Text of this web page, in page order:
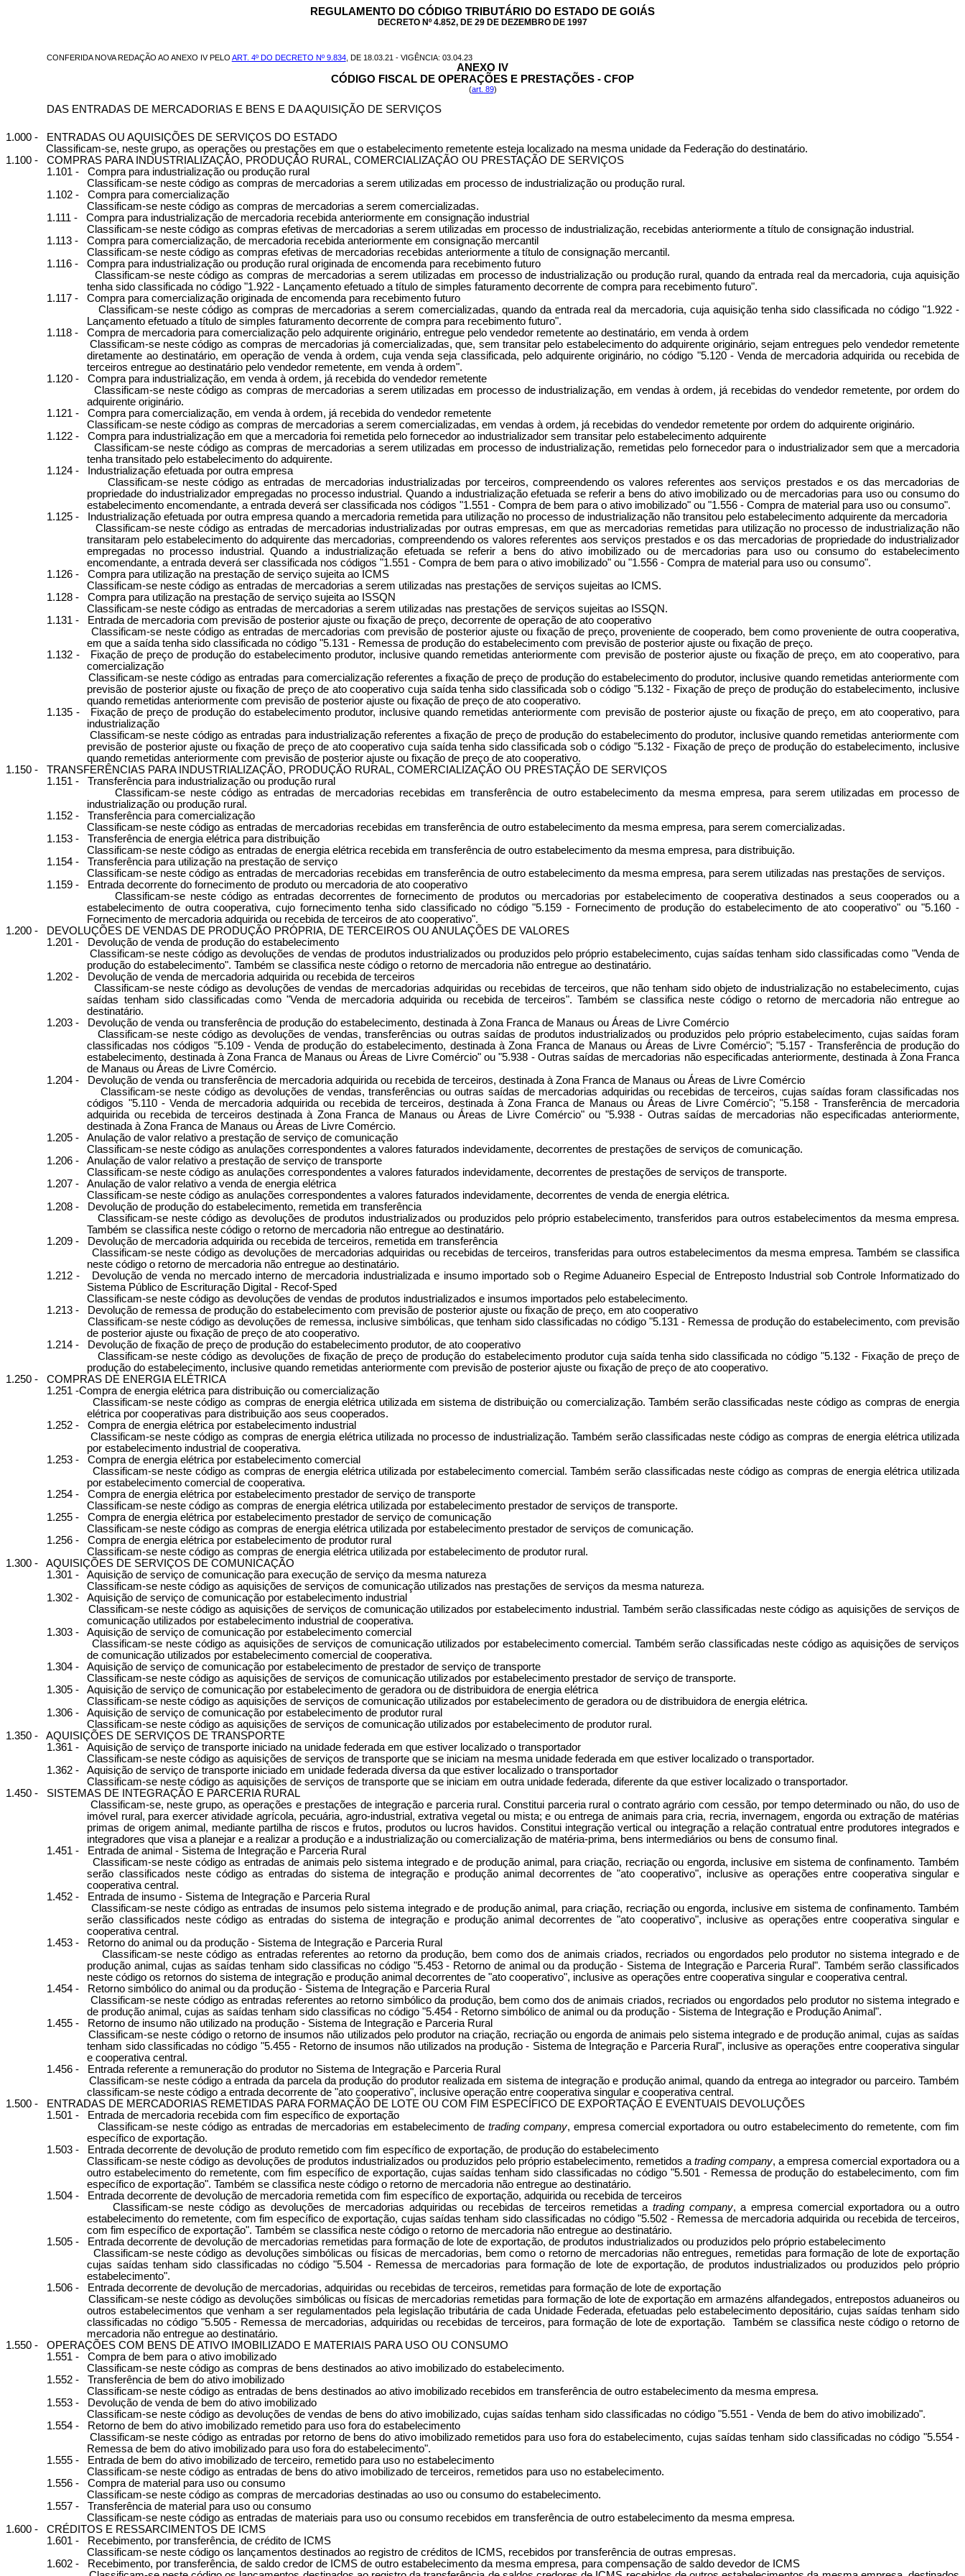
REGULAMENTO DO CÓDIGO TRIBUTÁRIO DO ESTADO DE GOIÁS
DECRETO Nº 4.852, DE 29 DE DEZEMBRO DE 1997
CONFERIDA NOVA REDAÇÃO AO ANEXO IV PELO ART. 4º DO DECRETO Nº 9.834, DE 18.03.21 - VIGÊNCIA: 03.04.23
ANEXO IV
CÓDIGO FISCAL DE OPERAÇÕES E PRESTAÇÕES - CFOP
(art. 89)
DAS ENTRADAS DE MERCADORIAS E BENS E DA AQUISIÇÃO DE SERVIÇOS
1.000 -
ENTRADAS OU AQUISIÇÕES DE SERVIÇOS DO ESTADO
Classificam-se, neste grupo, as operações ou prestações em que o estabelecimento remetente esteja localizado na mesma unidade da Federação do destinatário.
1.100 -
COMPRAS PARA INDUSTRIALIZAÇÃO, PRODUÇÃO RURAL, COMERCIALIZAÇÃO OU PRESTAÇÃO DE SERVIÇOS
1.101 -
Compra para industrialização ou produção rural
Classificam-se neste código as compras de mercadorias a serem utilizadas em processo de industrialização ou produção rural.
1.102 -
Compra para comercialização
Classificam-se neste código as compras de mercadorias a serem comercializadas.
1.111 -
Compra para industrialização de mercadoria recebida anteriormente em consignação industrial
Classificam-se neste código as compras efetivas de mercadorias a serem utilizadas em processo de industrialização, recebidas anteriormente a título de consignação industrial.
1.113 -
Compra para comercialização, de mercadoria recebida anteriormente em consignação mercantil
Classificam-se neste código as compras efetivas de mercadorias recebidas anteriormente a título de consignação mercantil.
1.116 -
Compra para industrialização ou produção rural originada de encomenda para recebimento futuro
Classificam-se neste código as compras de mercadorias a serem utilizadas em processo de industrialização ou produção rural, quando da entrada real da mercadoria, cuja aquisição
tenha sido classificada no código "1.922 - Lançamento efetuado a título de simples faturamento decorrente de compra para recebimento futuro".
1.117 -
Compra para comercialização originada de encomenda para recebimento futuro
Classificam-se neste código as compras de mercadorias a serem comercializadas, quando da entrada real da mercadoria, cuja aquisição tenha sido classificada no código "1.922 -
Lançamento efetuado a título de simples faturamento decorrente de compra para recebimento futuro".
1.118 -
Compra de mercadoria para comercialização pelo adquirente originário, entregue pelo vendedor remetente ao destinatário, em venda à ordem
Classificam-se neste código as compras de mercadorias já comercializadas, que, sem transitar pelo estabelecimento do adquirente originário, sejam entregues pelo vendedor remetente
diretamente ao destinatário, em operação de venda à ordem, cuja venda seja classificada, pelo adquirente originário, no código "5.120 - Venda de mercadoria adquirida ou recebida de
terceiros entregue ao destinatário pelo vendedor remetente, em venda à ordem".
1.120 -
Compra para industrialização, em venda à ordem, já recebida do vendedor remetente
Classificam-se neste código as compras de mercadorias a serem utilizadas em processo de industrialização, em vendas à ordem, já recebidas do vendedor remetente, por ordem do
adquirente originário.
1.121 -
Compra para comercialização, em venda à ordem, já recebida do vendedor remetente
Classificam-se neste código as compras de mercadorias a serem comercializadas, em vendas à ordem, já recebidas do vendedor remetente por ordem do adquirente originário.
1.122 -
Compra para industrialização em que a mercadoria foi remetida pelo fornecedor ao industrializador sem transitar pelo estabelecimento adquirente
Classificam-se neste código as compras de mercadorias a serem utilizadas em processo de industrialização, remetidas pelo fornecedor para o industrializador sem que a mercadoria
tenha transitado pelo estabelecimento do adquirente.
1.124 -
Industrialização efetuada por outra empresa
Classificam-se neste código as entradas de mercadorias industrializadas por terceiros, compreendendo os valores referentes aos serviços prestados e os das mercadorias de
propriedade do industrializador empregadas no processo industrial. Quando a industrialização efetuada se referir a bens do ativo imobilizado ou de mercadorias para uso ou consumo do
estabelecimento encomendante, a entrada deverá ser classificada nos códigos "1.551 - Compra de bem para o ativo imobilizado" ou "1.556 - Compra de material para uso ou consumo".
1.125 -
Industrialização efetuada por outra empresa quando a mercadoria remetida para utilização no processo de industrialização não transitou pelo estabelecimento adquirente da mercadoria
Classificam-se neste código as entradas de mercadorias industrializadas por outras empresas, em que as mercadorias remetidas para utilização no processo de industrialização não
transitaram pelo estabelecimento do adquirente das mercadorias, compreendendo os valores referentes aos serviços prestados e os das mercadorias de propriedade do industrializador
empregadas no processo industrial. Quando a industrialização efetuada se referir a bens do ativo imobilizado ou de mercadorias para uso ou consumo do estabelecimento
encomendante, a entrada deverá ser classificada nos códigos "1.551 - Compra de bem para o ativo imobilizado" ou "1.556 - Compra de material para uso ou consumo".
1.126 -
Compra para utilização na prestação de serviço sujeita ao ICMS
Classificam-se neste código as entradas de mercadorias a serem utilizadas nas prestações de serviços sujeitas ao ICMS.
1.128 -
Compra para utilização na prestação de serviço sujeita ao ISSQN
Classificam-se neste código as entradas de mercadorias a serem utilizadas nas prestações de serviços sujeitas ao ISSQN.
1.131 -
Entrada de mercadoria com previsão de posterior ajuste ou fixação de preço, decorrente de operação de ato cooperativo
Classificam-se neste código as entradas de mercadorias com previsão de posterior ajuste ou fixação de preço, proveniente de cooperado, bem como proveniente de outra cooperativa,
em que a saída tenha sido classificada no código "5.131 - Remessa de produção do estabelecimento com previsão de posterior ajuste ou fixação de preço.
1.132 -
Fixação de preço de produção do estabelecimento produtor, inclusive quando remetidas anteriormente com previsão de posterior ajuste ou fixação de preço, em ato cooperativo, para
comercialização
Classificam-se neste código as entradas para comercialização referentes a fixação de preço de produção do estabelecimento do produtor, inclusive quando remetidas anteriormente com
previsão de posterior ajuste ou fixação de preço de ato cooperativo cuja saída tenha sido classificada sob o código "5.132 - Fixação de preço de produção do estabelecimento, inclusive
quando remetidas anteriormente com previsão de posterior ajuste ou fixação de preço de ato cooperativo.
1.135 -
Fixação de preço de produção do estabelecimento produtor, inclusive quando remetidas anteriormente com previsão de posterior ajuste ou fixação de preço, em ato cooperativo, para
industrialização
Classificam-se neste código as entradas para industrialização referentes a fixação de preço de produção do estabelecimento do produtor, inclusive quando remetidas anteriormente com
previsão de posterior ajuste ou fixação de preço de ato cooperativo cuja saída tenha sido classificada sob o código "5.132 - Fixação de preço de produção do estabelecimento, inclusive
quando remetidas anteriormente com previsão de posterior ajuste ou fixação de preço de ato cooperativo.
1.150 -
TRANSFERÊNCIAS PARA INDUSTRIALIZAÇÃO, PRODUÇÃO RURAL, COMERCIALIZAÇÃO OU PRESTAÇÃO DE SERVIÇOS
1.151 -
Transferência para industrialização ou produção rural
Classificam-se neste código as entradas de mercadorias recebidas em transferência de outro estabelecimento da mesma empresa, para serem utilizadas em processo de
industrialização ou produção rural.
1.152 -
Transferência para comercialização
Classificam-se neste código as entradas de mercadorias recebidas em transferência de outro estabelecimento da mesma empresa, para serem comercializadas.
1.153 -
Transferência de energia elétrica para distribuição
Classificam-se neste código as entradas de energia elétrica recebida em transferência de outro estabelecimento da mesma empresa, para distribuição.
1.154 -
Transferência para utilização na prestação de serviço
Classificam-se neste código as entradas de mercadorias recebidas em transferência de outro estabelecimento da mesma empresa, para serem utilizadas nas prestações de serviços.
1.159 -
Entrada decorrente do fornecimento de produto ou mercadoria de ato cooperativo
Classificam-se neste código as entradas decorrentes de fornecimento de produtos ou mercadorias por estabelecimento de cooperativa destinados a seus cooperados ou a
estabelecimento de outra cooperativa, cujo fornecimento tenha sido classificado no código "5.159 - Fornecimento de produção do estabelecimento de ato cooperativo" ou "5.160 -
Fornecimento de mercadoria adquirida ou recebida de terceiros de ato cooperativo".
1.200 -
DEVOLUÇÕES DE VENDAS DE PRODUÇÃO PRÓPRIA, DE TERCEIROS OU ANULAÇÕES DE VALORES
1.201 -
Devolução de venda de produção do estabelecimento
Classificam-se neste código as devoluções de vendas de produtos industrializados ou produzidos pelo próprio estabelecimento, cujas saídas tenham sido classificadas como "Venda de
produção do estabelecimento". Também se classifica neste código o retorno de mercadoria não entregue ao destinatário.
1.202 -
Devolução de venda de mercadoria adquirida ou recebida de terceiros
Classificam-se neste código as devoluções de vendas de mercadorias adquiridas ou recebidas de terceiros, que não tenham sido objeto de industrialização no estabelecimento, cujas
saídas tenham sido classificadas como "Venda de mercadoria adquirida ou recebida de terceiros". Também se classifica neste código o retorno de mercadoria não entregue ao
destinatário.
1.203 -
Devolução de venda ou transferência de produção do estabelecimento, destinada à Zona Franca de Manaus ou Áreas de Livre Comércio
Classificam-se neste código as devoluções de vendas, transferências ou outras saídas de produtos industrializados ou produzidos pelo próprio estabelecimento, cujas saídas foram
classificadas nos códigos "5.109 - Venda de produção do estabelecimento, destinada à Zona Franca de Manaus ou Áreas de Livre Comércio"; "5.157 - Transferência de produção do
estabelecimento, destinada à Zona Franca de Manaus ou Áreas de Livre Comércio" ou "5.938 - Outras saídas de mercadorias não especificadas anteriormente, destinada à Zona Franca
de Manaus ou Áreas de Livre Comércio.
1.204 -
Devolução de venda ou transferência de mercadoria adquirida ou recebida de terceiros, destinada à Zona Franca de Manaus ou Áreas de Livre Comércio
Classificam-se neste código as devoluções de vendas, transferências ou outras saídas de mercadorias adquiridas ou recebidas de terceiros, cujas saídas foram classificadas nos
códigos "5.110 - Venda de mercadoria adquirida ou recebida de terceiros, destinada à Zona Franca de Manaus ou Áreas de Livre Comércio"; "5.158 - Transferência de mercadoria
adquirida ou recebida de terceiros destinada à Zona Franca de Manaus ou Áreas de Livre Comércio" ou "5.938 - Outras saídas de mercadorias não especificadas anteriormente,
destinada à Zona Franca de Manaus ou Áreas de Livre Comércio.
1.205 -
Anulação de valor relativo a prestação de serviço de comunicação
Classificam-se neste código as anulações correspondentes a valores faturados indevidamente, decorrentes de prestações de serviços de comunicação.
1.206 -
Anulação de valor relativo a prestação de serviço de transporte
Classificam-se neste código as anulações correspondentes a valores faturados indevidamente, decorrentes de prestações de serviços de transporte.
1.207 -
Anulação de valor relativo a venda de energia elétrica
Classificam-se neste código as anulações correspondentes a valores faturados indevidamente, decorrentes de venda de energia elétrica.
1.208 -
Devolução de produção do estabelecimento, remetida em transferência
Classificam-se neste código as devoluções de produtos industrializados ou produzidos pelo próprio estabelecimento, transferidos para outros estabelecimentos da mesma empresa.
Também se classifica neste código o retorno de mercadoria não entregue ao destinatário.
1.209 -
Devolução de mercadoria adquirida ou recebida de terceiros, remetida em transferência
Classificam-se neste código as devoluções de mercadorias adquiridas ou recebidas de terceiros, transferidas para outros estabelecimentos da mesma empresa. Também se classifica
neste código o retorno de mercadoria não entregue ao destinatário.
1.212 -
Devolução de venda no mercado interno de mercadoria industrializada e insumo importado sob o Regime Aduaneiro Especial de Entreposto Industrial sob Controle Informatizado do
Sistema Público de Escrituração Digital - Recof-Sped
Classificam-se neste código as devoluções de vendas de produtos industrializados e insumos importados pelo estabelecimento.
1.213 -
Devolução de remessa de produção do estabelecimento com previsão de posterior ajuste ou fixação de preço, em ato cooperativo
Classificam-se neste código as devoluções de remessa, inclusive simbólicas, que tenham sido classificadas no código "5.131 - Remessa de produção do estabelecimento, com previsão
de posterior ajuste ou fixação de preço de ato cooperativo.
1.214 -
Devolução de fixação de preço de produção do estabelecimento produtor, de ato cooperativo
Classificam-se neste código as devoluções de fixação de preço de produção do estabelecimento produtor cuja saída tenha sido classificada no código "5.132 - Fixação de preço de
produção do estabelecimento, inclusive quando remetidas anteriormente com previsão de posterior ajuste ou fixação de preço de ato cooperativo.
1.250 -
COMPRAS DE ENERGIA ELÉTRICA
1.251 -Compra de energia elétrica para distribuição ou comercialização
Classificam-se neste código as compras de energia elétrica utilizada em sistema de distribuição ou comercialização. Também serão classificadas neste código as compras de energia
elétrica por cooperativas para distribuição aos seus cooperados.
1.252 -
Compra de energia elétrica por estabelecimento industrial
Classificam-se neste código as compras de energia elétrica utilizada no processo de industrialização. Também serão classificadas neste código as compras de energia elétrica utilizada
por estabelecimento industrial de cooperativa.
1.253 -
Compra de energia elétrica por estabelecimento comercial
Classificam-se neste código as compras de energia elétrica utilizada por estabelecimento comercial. Também serão classificadas neste código as compras de energia elétrica utilizada
por estabelecimento comercial de cooperativa.
1.254 -
Compra de energia elétrica por estabelecimento prestador de serviço de transporte
Classificam-se neste código as compras de energia elétrica utilizada por estabelecimento prestador de serviços de transporte.
1.255 -
Compra de energia elétrica por estabelecimento prestador de serviço de comunicação
Classificam-se neste código as compras de energia elétrica utilizada por estabelecimento prestador de serviços de comunicação.
1.256 -
Compra de energia elétrica por estabelecimento de produtor rural
Classificam-se neste código as compras de energia elétrica utilizada por estabelecimento de produtor rural.
1.300 -
AQUISIÇÕES DE SERVIÇOS DE COMUNICAÇÃO
1.301 -
Aquisição de serviço de comunicação para execução de serviço da mesma natureza
Classificam-se neste código as aquisições de serviços de comunicação utilizados nas prestações de serviços da mesma natureza.
1.302 -
Aquisição de serviço de comunicação por estabelecimento industrial
Classificam-se neste código as aquisições de serviços de comunicação utilizados por estabelecimento industrial. Também serão classificadas neste código as aquisições de serviços de
comunicação utilizados por estabelecimento industrial de cooperativa.
1.303 -
Aquisição de serviço de comunicação por estabelecimento comercial
Classificam-se neste código as aquisições de serviços de comunicação utilizados por estabelecimento comercial. Também serão classificadas neste código as aquisições de serviços
de comunicação utilizados por estabelecimento comercial de cooperativa.
1.304 -
Aquisição de serviço de comunicação por estabelecimento de prestador de serviço de transporte
Classificam-se neste código as aquisições de serviços de comunicação utilizados por estabelecimento prestador de serviço de transporte.
1.305 -
Aquisição de serviço de comunicação por estabelecimento de geradora ou de distribuidora de energia elétrica
Classificam-se neste código as aquisições de serviços de comunicação utilizados por estabelecimento de geradora ou de distribuidora de energia elétrica.
1.306 -
Aquisição de serviço de comunicação por estabelecimento de produtor rural
Classificam-se neste código as aquisições de serviços de comunicação utilizados por estabelecimento de produtor rural.
1.350 -
AQUISIÇÕES DE SERVIÇOS DE TRANSPORTE
1.361 -
Aquisição de serviço de transporte iniciado na unidade federada em que estiver localizado o transportador
Classificam-se neste código as aquisições de serviços de transporte que se iniciam na mesma unidade federada em que estiver localizado o transportador.
1.362 -
Aquisição de serviço de transporte iniciado em unidade federada diversa da que estiver localizado o transportador
Classificam-se neste código as aquisições de serviços de transporte que se iniciam em outra unidade federada, diferente da que estiver localizado o transportador.
1.450 -
SISTEMAS DE INTEGRAÇÃO E PARCERIA RURAL
Classificam-se, neste grupo, as operações e prestações de integração e parceria rural. Constitui parceria rural o contrato agrário com cessão, por tempo determinado ou não, do uso de
imóvel rural, para exercer atividade agrícola, pecuária, agro-industrial, extrativa vegetal ou mista; e ou entrega de animais para cria, recria, invernagem, engorda ou extração de matérias
primas de origem animal, mediante partilha de riscos e frutos, produtos ou lucros havidos. Constitui integração vertical ou integração a relação contratual entre produtores integrados e
integradores que visa a planejar e a realizar a produção e a industrialização ou comercialização de matéria-prima, bens intermediários ou bens de consumo final.
1.451 -
Entrada de animal - Sistema de Integração e Parceria Rural
Classificam-se neste código as entradas de animais pelo sistema integrado e de produção animal, para criação, recriação ou engorda, inclusive em sistema de confinamento. Também
serão classificados neste código as entradas do sistema de integração e produção animal decorrentes de "ato cooperativo", inclusive as operações entre cooperativa singular e
cooperativa central.
1.452 -
Entrada de insumo - Sistema de Integração e Parceria Rural
Classificam-se neste código as entradas de insumos pelo sistema integrado e de produção animal, para criação, recriação ou engorda, inclusive em sistema de confinamento. Também
serão classificados neste código as entradas do sistema de integração e produção animal decorrentes de "ato cooperativo", inclusive as operações entre cooperativa singular e
cooperativa central.
1.453 -
Retorno do animal ou da produção - Sistema de Integração e Parceria Rural
Classificam-se neste código as entradas referentes ao retorno da produção, bem como dos de animais criados, recriados ou engordados pelo produtor no sistema integrado e de
produção animal, cujas as saídas tenham sido classificas no código "5.453 - Retorno de animal ou da produção - Sistema de Integração e Parceria Rural". Também serão classificados
neste código os retornos do sistema de integração e produção animal decorrentes de "ato cooperativo", inclusive as operações entre cooperativa singular e cooperativa central.
1.454 -
Retorno simbólico do animal ou da produção - Sistema de Integração e Parceria Rural
Classificam-se neste código as entradas referentes ao retorno simbólico da produção, bem como dos de animais criados, recriados ou engordados pelo produtor no sistema integrado e
de produção animal, cujas as saídas tenham sido classificas no código "5.454 - Retorno simbólico de animal ou da produção - Sistema de Integração e Produção Animal".
1.455 -
Retorno de insumo não utilizado na produção - Sistema de Integração e Parceria Rural
Classificam-se neste código o retorno de insumos não utilizados pelo produtor na criação, recriação ou engorda de animais pelo sistema integrado e de produção animal, cujas as saídas
tenham sido classificadas no código "5.455 - Retorno de insumos não utilizados na produção - Sistema de Integração e Parceria Rural", inclusive as operações entre cooperativa singular
e cooperativa central.
1.456 -
Entrada referente a remuneração do produtor no Sistema de Integração e Parceria Rural
Classificam-se neste código a entrada da parcela da produção do produtor realizada em sistema de integração e produção animal, quando da entrega ao integrador ou parceiro. Também
classificam-se neste código a entrada decorrente de "ato cooperativo", inclusive operação entre cooperativa singular e cooperativa central.
1.500 -
ENTRADAS DE MERCADORIAS REMETIDAS PARA FORMAÇÃO DE LOTE OU COM FIM ESPECÍFICO DE EXPORTAÇÃO E EVENTUAIS DEVOLUÇÕES
1.501 -
Entrada de mercadoria recebida com fim específico de exportação
Classificam-se neste código as entradas de mercadorias em estabelecimento de trading company, empresa comercial exportadora ou outro estabelecimento do remetente, com fim
específico de exportação.
1.503 -
Entrada decorrente de devolução de produto remetido com fim específico de exportação, de produção do estabelecimento
Classificam-se neste código as devoluções de produtos industrializados ou produzidos pelo próprio estabelecimento, remetidos a trading company, a empresa comercial exportadora ou a
outro estabelecimento do remetente, com fim específico de exportação, cujas saídas tenham sido classificadas no código "5.501 - Remessa de produção do estabelecimento, com fim
específico de exportação". Também se classifica neste código o retorno de mercadoria não entregue ao destinatário.
1.504 -
Entrada decorrente de devolução de mercadoria remetida com fim específico de exportação, adquirida ou recebida de terceiros
Classificam-se neste código as devoluções de mercadorias adquiridas ou recebidas de terceiros remetidas atrading company, a empresa comercial exportadora ou a outro
estabelecimento do remetente, com fim específico de exportação, cujas saídas tenham sido classificadas no código "5.502 - Remessa de mercadoria adquirida ou recebida de terceiros,
com fim específico de exportação". Também se classifica neste código o retorno de mercadoria não entregue ao destinatário.
1.505 -
Entrada decorrente de devolução de mercadorias remetidas para formação de lote de exportação, de produtos industrializados ou produzidos pelo próprio estabelecimento
Classificam-se neste código as devoluções simbólicas ou físicas de mercadorias, bem como o retorno de mercadorias não entregues, remetidas para formação de lote de exportação
cujas saídas tenham sido classificadas no código "5.504 - Remessa de mercadorias para formação de lote de exportação, de produtos industrializados ou produzidos pelo próprio
estabelecimento".
1.506 -
Entrada decorrente de devolução de mercadorias, adquiridas ou recebidas de terceiros, remetidas para formação de lote de exportação
Classificam-se neste código as devoluções simbólicas ou físicas de mercadorias remetidas para formação de lote de exportação em armazéns alfandegados, entrepostos aduaneiros ou
outros estabelecimentos que venham a ser regulamentados pela legislação tributária de cada Unidade Federada, efetuadas pelo estabelecimento depositário, cujas saídas tenham sido
classificadas no código "5.505 - Remessa de mercadorias, adquiridas ou recebidas de terceiros, para formação de lote de exportação. Também se classifica neste código o retorno de
mercadoria não entregue ao destinatário.
1.550 -
OPERAÇÕES COM BENS DE ATIVO IMOBILIZADO E MATERIAIS PARA USO OU CONSUMO
1.551 -
Compra de bem para o ativo imobilizado
Classificam-se neste código as compras de bens destinados ao ativo imobilizado do estabelecimento.
1.552 -
Transferência de bem do ativo imobilizado
Classificam-se neste código as entradas de bens destinados ao ativo imobilizado recebidos em transferência de outro estabelecimento da mesma empresa.
1.553 -
Devolução de venda de bem do ativo imobilizado
Classificam-se neste código as devoluções de vendas de bens do ativo imobilizado, cujas saídas tenham sido classificadas no código "5.551 - Venda de bem do ativo imobilizado".
1.554 -
Retorno de bem do ativo imobilizado remetido para uso fora do estabelecimento
Classificam-se neste código as entradas por retorno de bens do ativo imobilizado remetidos para uso fora do estabelecimento, cujas saídas tenham sido classificadas no código "5.554 -
Remessa de bem do ativo imobilizado para uso fora do estabelecimento".
1.555 -
Entrada de bem do ativo imobilizado de terceiro, remetido para uso no estabelecimento
Classificam-se neste código as entradas de bens do ativo imobilizado de terceiros, remetidos para uso no estabelecimento.
1.556 -
Compra de material para uso ou consumo
Classificam-se neste código as compras de mercadorias destinadas ao uso ou consumo do estabelecimento.
1.557 -
Transferência de material para uso ou consumo
Classificam-se neste código as entradas de materiais para uso ou consumo recebidos em transferência de outro estabelecimento da mesma empresa.
1.600 -
CRÉDITOS E RESSARCIMENTOS DE ICMS
1.601 -
Recebimento, por transferência, de crédito de ICMS
Classificam-se neste código os lançamentos destinados ao registro de créditos de ICMS, recebidos por transferência de outras empresas.
1.602 -
Recebimento, por transferência, de saldo credor de ICMS de outro estabelecimento da mesma empresa, para compensação de saldo devedor de ICMS